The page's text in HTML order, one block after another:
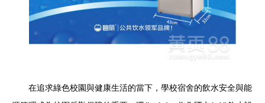
在追求綠色校園與健康生活的當下，學校宿舍的飲水安全與能